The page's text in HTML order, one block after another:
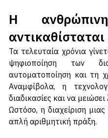
Η
Τα τελευταία χρόνια
ψηφιοποίηση των
αυτοματοποίηση και τη
Αναμφίβολα, η
διαδικασίες και να
Ωστόσο, η διαχείριση μιας